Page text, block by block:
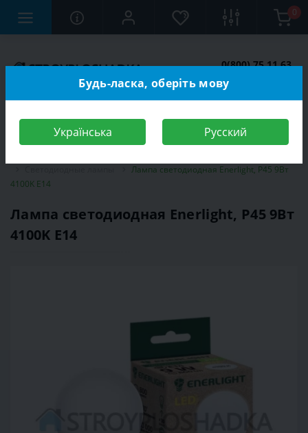
0
0(800) 75 11 63
Лампа светодиодная Enerlight, P45 9Вт
4100K E14
Лампа светодиодная Enerlight, P45 9Вт
4100K E14
Будь-ласка, оберіть мову
Українська Русский